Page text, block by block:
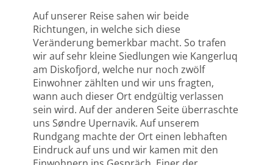
Auf unserer Reise sahen wir beide
Richtungen, in welche sich diese
Veränderung bemerkbar macht. So trafen
wir auf sehr kleine Siedlungen wie Kangerluq
am Diskofjord, welche nur noch zwölf
Einwohner zählten und wir uns fragten,
wann auch dieser Ort endgültig verlassen
sein wird. Auf der anderen Seite überraschte
uns Søndre Upernavik. Auf unserem
Rundgang machte der Ort einen lebhaften
Eindruck auf uns und wir kamen mit den